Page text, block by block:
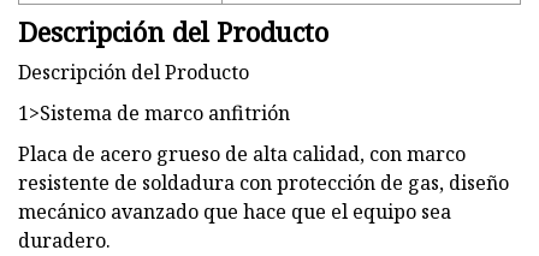
Descripción del Producto
Descripción del Producto
1>Sistema de marco anfitrión
Placa de acero grueso de alta calidad, con marco
resistente de soldadura con protección de gas, diseño
mecánico avanzado que hace que el equipo sea
duradero.